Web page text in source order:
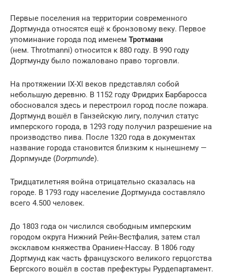
Первые поселения на территории современного
Дортмунда относятся ещё к бронзовому веку. Первое
упоминание города под именем Тротмани
(нем. Throtmanni) относится к 880 году. В 990 году
Дортмунду было пожаловано право торговли.
На протяжении IX-XI веков представлял собой
небольшую деревню. В 1152 году Фридрих Барбаросса
обосновался здесь и перестроил город после пожара.
Дортмунд вошёл в Ганзейскую лигу, получил статус
имперского города, в 1293 году получил разрешение на
производство пива. После 1320 года в документах
название города становится близким к нынешнему —
Дорпмунде (Dorpmunde).
Тридцатилетняя война отрицательно сказалась на
городе. В 1793 году население Дортмунда составляло
всего 4.500 человек.
До 1803 года он числился свободным имперским
городом округа Нижний Рейн-Вестфалия, затем стал
эксклавом княжества Ораниен-Нассау. В 1806 году
Дортмунд как часть французского великого герцогства
Бергского вошёл в состав префектуры Рурдепартамент.